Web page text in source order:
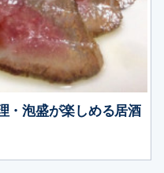
・泡盛が楽しめる居酒